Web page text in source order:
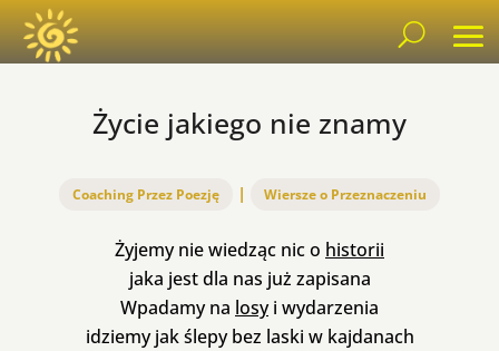
Życie jakiego nie znamy
Coaching Przez Poezję | Wiersze o Przeznaczeniu
Żyjemy nie wiedząc nic o historii
jaka jest dla nas już zapisana
Wpadamy na losyi wydarzenia
idziemy jak ślepy bez laski w kajdanach